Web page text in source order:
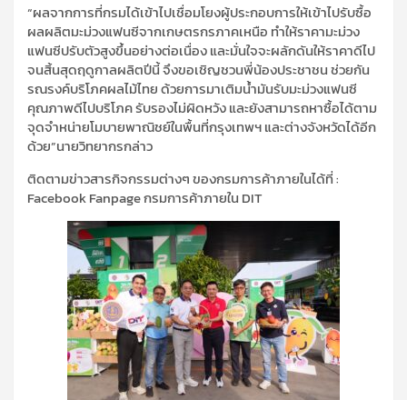
“ผลจากการที่กรมได้เข้าไปเชื่อมโยงผู้ประกอบการให้เข้าไปรับซื้อ
ผลผลิตมะม่วงแฟนซีจากเกษตรกรภาคเหนือ ทำให้ราคามะม่วง
แฟนซีปรับตัวสูงขึ้นอย่างต่อเนื่อง และมั่นใจจะผลักดันให้ราคาดีไป
จนสิ้นสุดฤดูกาลผลิตปีนี้ จึงขอเชิญชวนพี่น้องประชาชน ช่วยกัน
รณรงค์บริโภคผลไม้ไทย ด้วยการมาเติมน้ำมันรับมะม่วงแฟนซี
คุณภาพดีไปบริโภค รับรองไม่ผิดหวัง และยังสามารถหาซื้อได้ตาม
จุดจำหน่ายโมบายพาณิชย์ในพื้นที่กรุงเทพฯ และต่างจังหวัดได้อีก
ด้วย”นายวิทยากรกล่าว
ติดตามข่าวสารกิจกรรมต่างๆ ของกรมการค้าภายในได้ที่ :
Facebook Fanpageกรมการค้าภายใน DIT